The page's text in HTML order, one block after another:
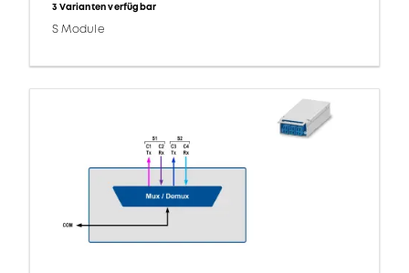
3 Varianten verfügbar
S Module